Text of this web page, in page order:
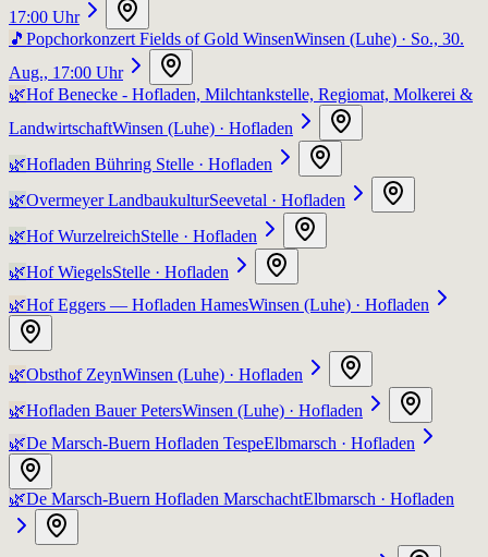
17:00 Uhr
🎵 Popchorkonzert Fields of Gold WinsenWinsen (Luhe) · So., 30.
Aug., 17:00 Uhr
🌿Hof Benecke - Hofladen, Milchtankstelle, Regiomat, Molkerei &
LandwirtschaftWinsen (Luhe) · Hofladen
🌿Hofladen Bühring Stelle · Hofladen
🌿Overmeyer LandbaukulturSeevetal · Hofladen
🌿Hof WurzelreichStelle · Hofladen
🌿Hof WiegelsStelle · Hofladen
🌿Hof Eggers — Hofladen HamesWinsen (Luhe) · Hofladen
🌿Obsthof ZeynWinsen (Luhe) · Hofladen
🌿Hofladen Bauer PetersWinsen (Luhe) · Hofladen
🌿De Marsch-Buern Hofladen TespeElbmarsch · Hofladen
🌿De Marsch-Buern Hofladen MarschachtElbmarsch · Hofladen